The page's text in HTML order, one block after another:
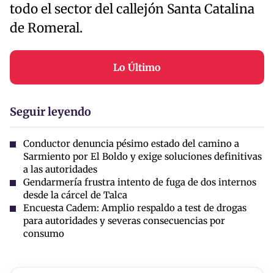
todo el sector del callejón Santa Catalina
de Romeral.
Lo Último
Seguir leyendo
Conductor denuncia pésimo estado del camino a
Sarmiento por El Boldo y exige soluciones definitivas
a las autoridades
Gendarmería frustra intento de fuga de dos internos
desde la cárcel de Talca
Encuesta Cadem: Amplio respaldo a test de drogas
para autoridades y severas consecuencias por
consumo